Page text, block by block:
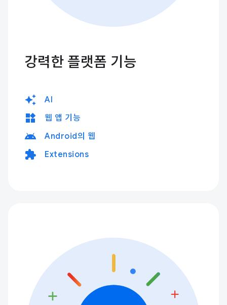
강력한 플랫폼 기능
auto_awesome AI
widgets 웹 앱 기능
android Android의 웹
extension Extensions